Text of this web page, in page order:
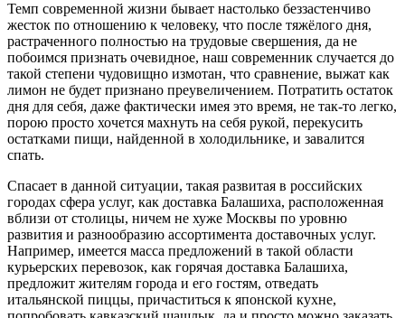
Темп современной жизни бывает настолько беззастенчиво
жесток по отношению к человеку, что после тяжёлого дня,
растраченного полностью на трудовые свершения, да не
побоимся признать очевидное, наш современник случается до
такой степени чудовищно измотан, что сравнение, выжат как
лимон не будет признано преувеличением. Потратить остаток
дня для себя, даже фактически имея это время, не так-то легко,
порою просто хочется махнуть на себя рукой, перекусить
остатками пищи, найденной в холодильнике, и завалится
спать.
Спасает в данной ситуации, такая развитая в российских
городах сфера услуг, как доставка Балашиха, расположенная
вблизи от столицы, ничем не хуже Москвы по уровню
развития и разнообразию ассортимента доставочных услуг.
Например, имеется масса предложений в такой области
курьерских перевозок, как горячая доставка Балашиха,
предложит жителям города и его гостям, отведать
итальянской пиццы, причаститься к японской кухне,